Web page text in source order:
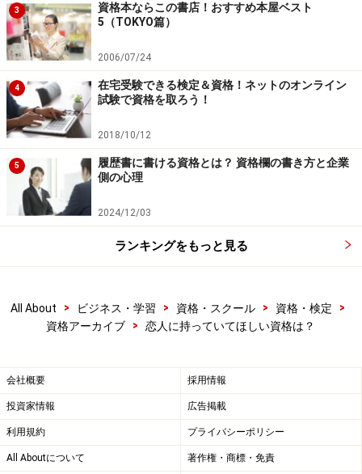
3
資格本ならこの書店！おすすめ本屋ベスト
5（TOKYO篇）
2006/07/24
4
在宅受験できる検定＆資格！ネットのオンライン
試験で資格を取ろう！
2018/10/12
5
履歴書に書ける資格とは？ 資格欄の書き方と企業
側の心理
2024/12/03
ランキングをもっと見る
All About > ビジネス・学習 > 資格・スクール > 資格・検定
>
資格アーカイブ
> 恋人に持っていてほしい資格は？
会社概要 採用情報
投資家情報 広告掲載
利用規約 プライバシーポリシー
All Aboutについて 著作権・商標・免責